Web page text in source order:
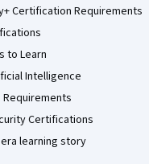
Certification Requirements
to Learn
Intelligence
Certifications
learning story